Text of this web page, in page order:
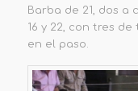
Barba de 21, dos a
16 y 22, con tres
en el paso.